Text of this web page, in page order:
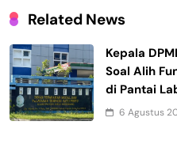
Related News
Kepala
Soal Alih
di Pantai
6 Agustus